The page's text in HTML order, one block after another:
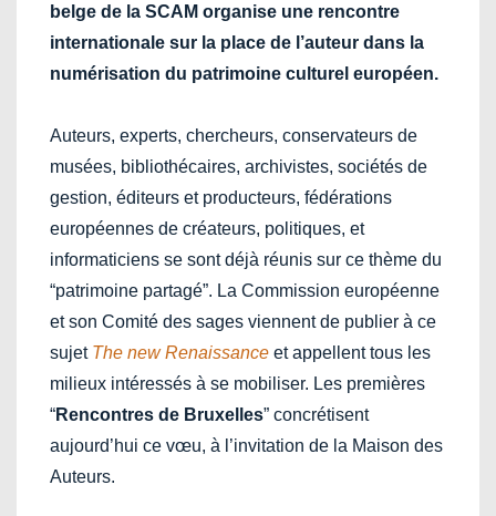
belge de la SCAM organise une rencontre
internationale sur la place de l’auteur dans la
numérisation du patrimoine culturel européen.
Auteurs, experts, chercheurs, conservateurs de
musées, bibliothécaires, archivistes, sociétés de
gestion, éditeurs et producteurs, fédérations
européennes de créateurs, politiques, et
informaticiens se sont déjà réunis sur ce thème du
“patrimoine partagé”. La Commission européenne
et son Comité des sages viennent de publier à ce
sujet The new Renaissance et appellent tous les
milieux intéressés à se mobiliser. Les premières
“Rencontres de Bruxelles” concrétisent
aujourd’hui ce vœu, à l’invitation de la Maison des
Auteurs.